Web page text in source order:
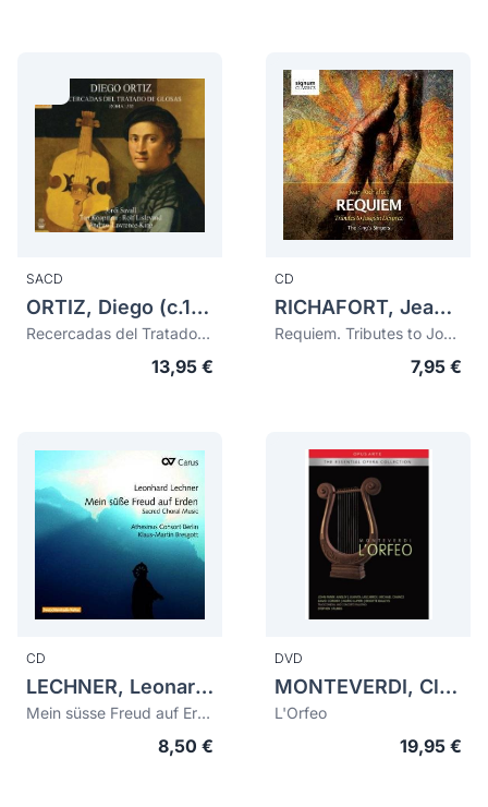
SACD
ORTIZ, Diego (c.1510-c.1570)
Recercadas del Tratado de Glosas (digipak)
13,95 €
CD
RICHAFORT, Jean (c.1480-1547)
Requiem. Tributes to Josquin Desprez
7,95 €
CD
LECHNER, Leonard (c.1553-1606)
Mein süsse Freud auf Erden. Sacred Choral Music
8,50 €
DVD
MONTEVERDI, Claudio (1567-1643)
L'Orfeo
19,95 €